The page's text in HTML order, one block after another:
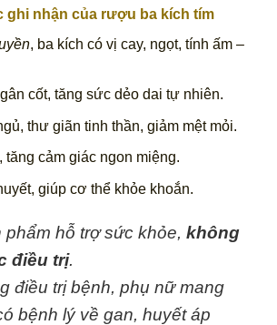
ghi nhận của rượu ba kích tím
, ba kích có vị cay, ngọt, tính ấm –
cốt, tăng sức dẻo dai tự nhiên.
thư giãn tinh thần, giảm mệt mỏi.
tăng cảm giác ngon miệng.
giúp cơ thể khỏe khoắn.
hỗ trợ sức khỏe, không
điều trị.
điều trị bệnh, phụ nữ mang
bệnh lý về gan, huyết áp